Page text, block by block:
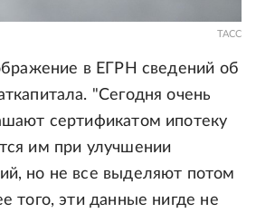
ТАСС
в ЕГРН сведений об
"Сегодня очень
сертификатом ипотеку
им при улучшении
но не все выделяют потом
того, эти данные нигде не